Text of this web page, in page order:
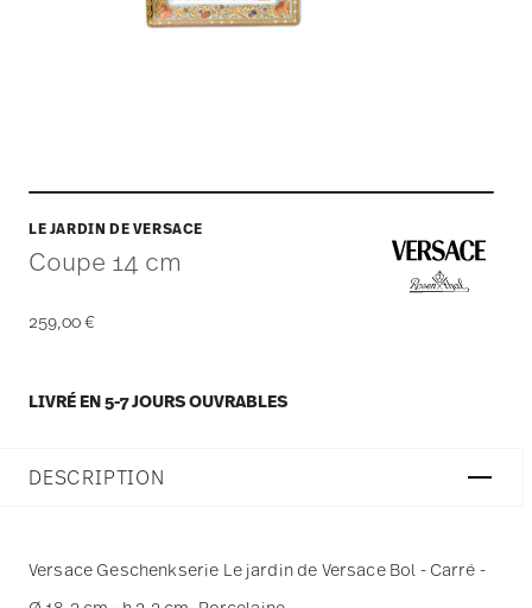
LE JARDIN DE VERSACE
Coupe 14 cm
259,00 €
LIVRÉ EN 5-7 JOURS OUVRABLES
DESCRIPTION
Versace Geschenkserie Le jardin de Versace Bol - Carré -